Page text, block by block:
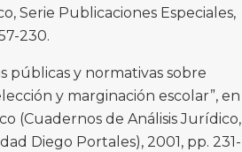
Serie Publicaciones Especiales,
230.
públicas y normativas sobre
y marginación escolar”, en
(Cuadernos de Análisis Jurídico,
Diego Portales), 2001, pp. 231-